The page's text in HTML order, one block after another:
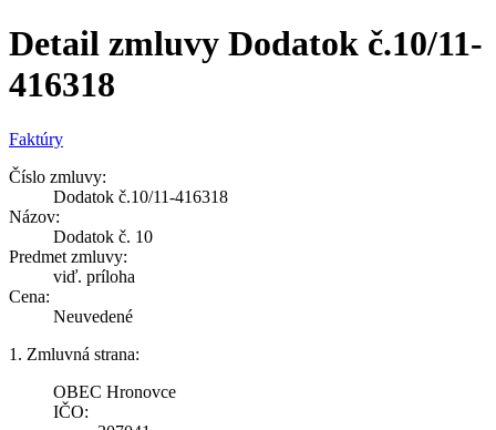
Detail zmluvy Dodatok č.10/11-
416318
Faktúry
Číslo zmluvy:
Dodatok č.10/11-416318
Názov:
Dodatok č. 10
Predmet zmluvy:
viď. príloha
Cena:
Neuvedené
1. Zmluvná strana:
OBEC Hronovce
IČO: